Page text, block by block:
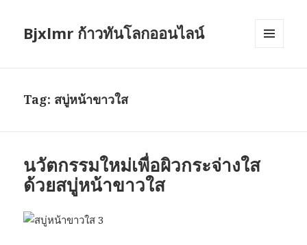
Bjxlmr ก้าวทันโลกออนไลน์
Tag: สบู่หน้าขาวใส
นวัตกรรมใหม่เพื่อผิวกระจ่างใส
ด้วยสบู่หน้าขาวใส